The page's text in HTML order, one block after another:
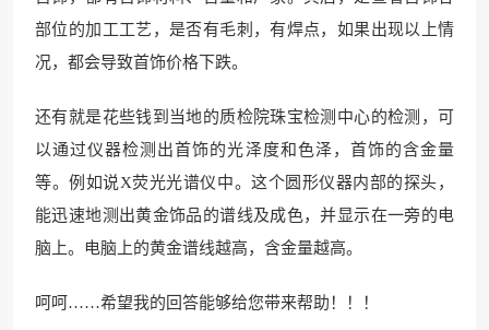
部位的加工工艺，是否有毛刺，有焊点，如果出现以上情
况，都会导致首饰价格下跌。
还有就是花些钱到当地的质检院珠宝检测中心的检测，可
以通过仪器检测出首饰的光泽度和色泽，首饰的含金量
等。例如说X荧光光谱仪中。这个圆形仪器内部的探头，
能迅速地测出黄金饰品的谱线及成色，并显示在一旁的电
脑上。电脑上的黄金谱线越高，含金量越高。
呵呵……希望我的回答能够给您带来帮助！！！